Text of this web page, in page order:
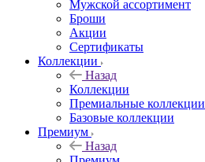
Мужской ассортимент
Броши
Акции
Сертификаты
Коллекции
Назад
Коллекции
Премиальные коллекции
Базовые коллекции
Премиум
Назад